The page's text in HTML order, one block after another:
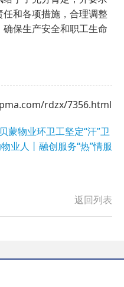
和各项措施，合理调整
保生产安全和职工生命
rdzx/7356.html
蒙物业环卫工坚定“汗”卫
业人丨融创服务“热”情服
返回列表